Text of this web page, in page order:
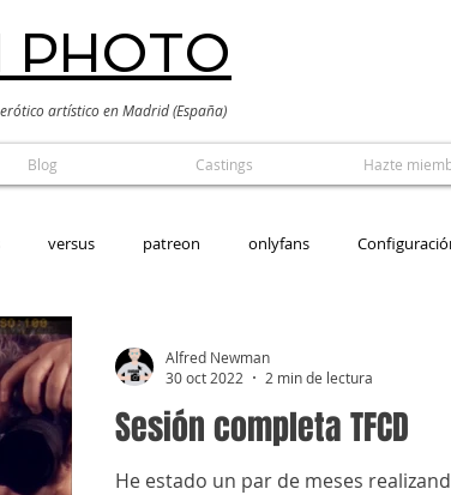
PHOTO
artístico en Madrid (España)
Blog Castings Hazte
versus patreon onlyfans
Sesión completa TFCD
He estado un par de meses
Alfred Newman
30 oct 2022
2 min de lectura